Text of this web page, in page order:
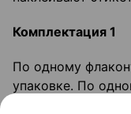
Комплектация 1
По одному
упаковке. По